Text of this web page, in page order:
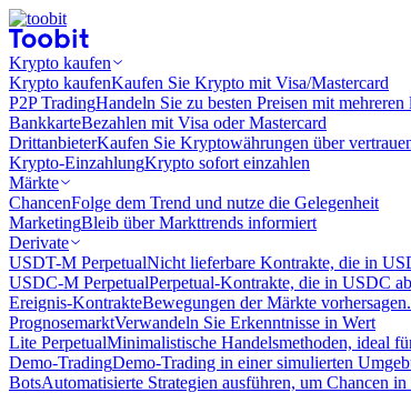
Krypto kaufen
Krypto kaufenKaufen Sie Krypto mit Visa/Mastercard
P2P TradingHandeln Sie zu besten Preisen mit
BankkarteBezahlen mit Visa oder Mastercard
DrittanbieterKaufen Sie Kryptowährungen über
Krypto-EinzahlungKrypto sofort einzahlen
Märkte
ChancenFolge dem Trend und nutze die Gelegenheit
MarketingBleib über Markttrends informiert
Derivate
USDT-M PerpetualNicht lieferbare Kontrakte, die in
USDC-M PerpetualPerpetual-Kontrakte, die in USDC
Ereignis-KontrakteBewegungen der Märkte
PrognosemarktVerwandeln Sie Erkenntnisse in Wert
Lite PerpetualMinimalistische Handelsmethoden, ideal
Demo-TradingDemo-Trading in einer simulierten
BotsAutomatisierte Strategien ausführen, um Chancen